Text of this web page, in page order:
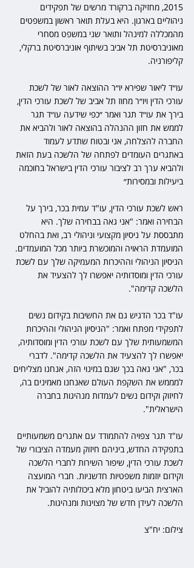
2015, מחזיקה ברקורד מרשים של תפקידים
ניהוליים בארגון. היא בעלת תואר ראשון במשפטים
מהמכללה למינהל ותואר שני במשפט מסחרי
מאוניברסיטת תל אביב בשיתוף אוניברסיטת ברקלי,
קליפורניה.
עו״ד ליאור שפירא יו״ר ההוצאה לאור של לשכת
עורכי הדין ויו״ר מחוז תל אביב של לשכת עורכי הדין,
בירך את עו״ד תגר ואמר ״כפי שידעה עו״ד תגר
לממש את חזון ההנהלה בהוצאה לאור ולהביא את
החברה להצלחה, אני ובטוח שתדע לעמוד
באתגרים העומדים לפתחה של הלשכה בעת הזאת
ולהביא ערך רב לציבור עורכי הדין בישראל בחוכמה
ביעילות ובמסירות״
ראש לשכת עורכי הדין, עו"ד עמית בכר, בירך על
הבחירה ואמר: "אני גאה בבחירה שלך. היא
מתבססת על ניסיון מקצועי וניהולי רב, ואת בהחלט
המועמדת הראויה והמוכשרת ביותר מכל המועמדים.
הניסיון הניהולי וההיכרות המעמיקה שלך עם לשכת
עורכי הדין ומוסדותיה יאפשרו לך להצעיד את
הלשכה קדימה".
עו"ד בכר הדגיש גם את החשיבות בקידום נשים
לתפקידי מפתח ואמר: "הניסיון הניהולי וההיכרות
המשמעותית שלך עם לשכת עורכי הדין ומוסדותיה,
יאפשרו לך להצעיד את הלשכה קדימה". לדברי
בכר, "אני גאה בכך שגם במינוי הזה, אנחנו מצליחים
למממש את השקפת העולם שאנחנו מאמינים בה,
לחיזוק וקידום נשים לעמדות מנהיגות בחברה
הישראלית".
עו"ד תגר צפויה להתמודד עם אתגרים משמעותיים
בתפקידה החדש, ביניהם חיזוק מעמדה הציבורי של
לשכת עורכי הדין, שיפור השירות לחברי הלשכה
וקידום יוזמות משפטיות חדשניות. חברי המועצה
הארצית הביעו ביטחון מלא ביכולותיה להוביל את
הלשכה לעידן חדש של מצוינות ומנהיגות.
צילום: יח"צ